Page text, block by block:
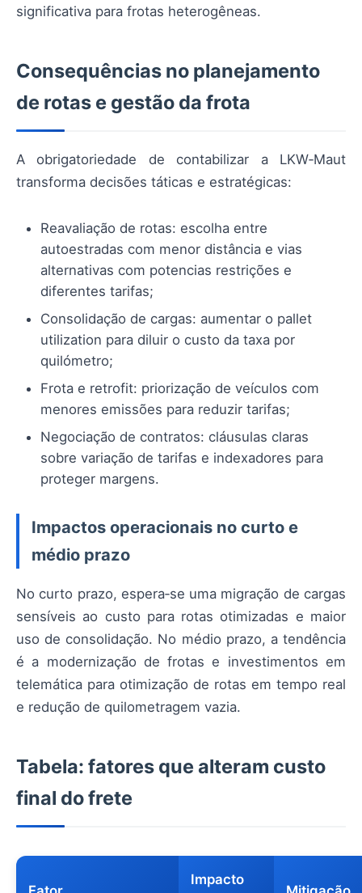
significativa para frotas heterogêneas.
Consequências no planejamento
de rotas e gestão da frota
A obrigatoriedade de contabilizar a LKW‑Maut
transforma decisões táticas e estratégicas:
Reavaliação de rotas: escolha entre
autoestradas com menor distância e vias
alternativas com potencias restrições e
diferentes tarifas;
Consolidação de cargas: aumentar o pallet
utilization para diluir o custo da taxa por
quilómetro;
Frota e retrofit: priorização de veículos com
menores emissões para reduzir tarifas;
Negociação de contratos: cláusulas claras
sobre variação de tarifas e indexadores para
proteger margens.
Impactos operacionais no curto e
médio prazo
No curto prazo, espera‑se uma migração de cargas
sensíveis ao custo para rotas otimizadas e maior
uso de consolidação. No médio prazo, a tendência
é a modernização de frotas e investimentos em
telemática para otimização de rotas em tempo real
e redução de quilometragem vazia.
Tabela: fatores que alteram custo
final do frete
Impacto